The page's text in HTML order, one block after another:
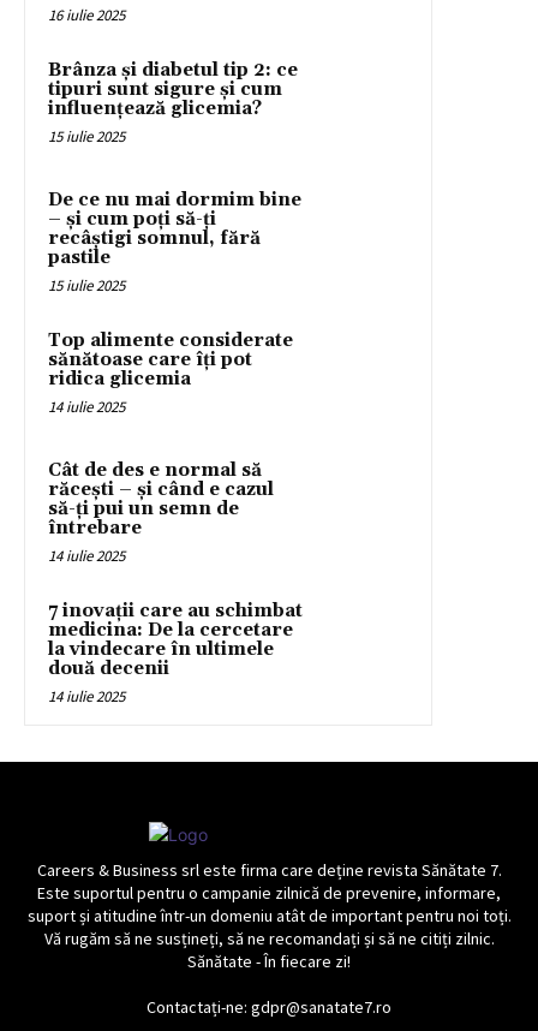
16 iulie 2025
Brânza și diabetul tip 2: ce
tipuri sunt sigure și cum
influențează glicemia?
15 iulie 2025
De ce nu mai dormim bine
– și cum poți să-ți
recâștigi somnul, fără
pastile
15 iulie 2025
Top alimente considerate
sănătoase care îți pot
ridica glicemia
14 iulie 2025
Cât de des e normal să
răcești – și când e cazul
să-ți pui un semn de
întrebare
14 iulie 2025
7 inovații care au schimbat
medicina: De la cercetare
la vindecare în ultimele
două decenii
14 iulie 2025
Careers & Business srl este firma care deține revista Sănătate 7.
Este suportul pentru o campanie zilnică de prevenire, informare,
suport și atitudine într-un domeniu atât de important pentru noi toți.
Vă rugăm să ne susțineți, să ne recomandați și să ne citiți zilnic.
Sănătate - În fiecare zi!
Contactați-ne: gdpr@sanatate7.ro